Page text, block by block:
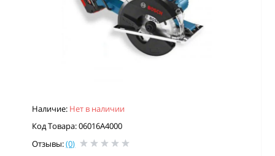
Наличие: Нет в наличии
Код Товара: 06016A4000
Отзывы:(0)